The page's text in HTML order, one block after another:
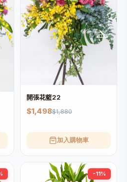
開張花籃22
$1,498$1,880
加入購物車
-11%